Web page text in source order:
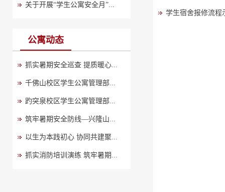
关于开展“学生公寓安全月”...
公寓动态
抓实暑期安全巡查 提质暖心...
千佛山校区学生公寓管理部...
趵突泉校区学生公寓管理部...
筑牢暑期安全防线—兴隆山...
以生为本践初心 协同共建聚...
抓实消防培训演练 筑牢暑期...
学生宿舍报修流程